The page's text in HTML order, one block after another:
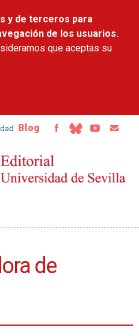
y de terceros para
de los usuarios.
que aceptas su
Blog
de